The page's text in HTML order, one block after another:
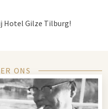
Hotel Gilze Tilburg!
ONS